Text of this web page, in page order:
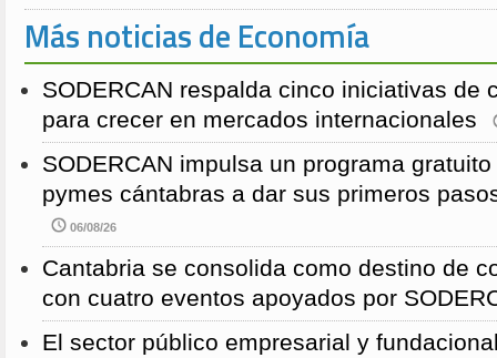
Más noticias de Economía
SODERCAN respalda cinco iniciativas de
para crecer en mercados internacionales
SODERCAN impulsa un programa
pymes cántabras a dar sus primeros
06/08/26
Cantabria se consolida como destino de
con cuatro eventos apoyados por
El sector público empresarial y